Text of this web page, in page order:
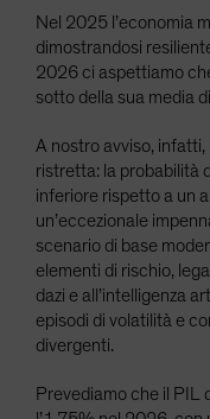
Nel 2025 l’economia
dimostrandosi
2026 ci aspettiamo
sotto della sua media
A nostro avviso, infatti,
ristretta: la probabilità
inferiore rispetto a un
un’eccezionale
scenario di base
elementi di rischio,
dazi e all’intelligenza
episodi di volatilità e
divergenti.
Prevediamo che il PIL